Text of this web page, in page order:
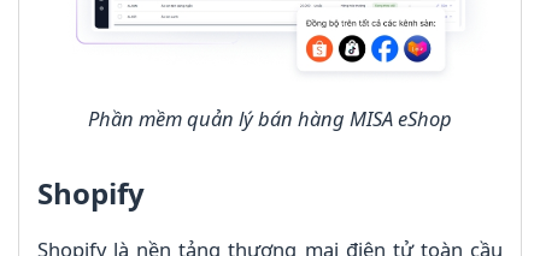
Phần mềm quản lý bán hàng MISA eShop
Shopify
Shopify là nền tảng thương mại điện tử toàn cầu